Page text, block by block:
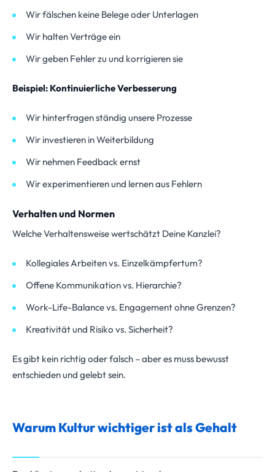
Wir fälschen keine Belege oder Unterlagen
Wir halten Verträge ein
Wir geben Fehler zu und korrigieren sie
Beispiel: Kontinuierliche Verbesserung
Wir hinterfragen ständig unsere Prozesse
Wir investieren in Weiterbildung
Wir nehmen Feedback ernst
Wir experimentieren und lernen aus Fehlern
Verhalten und Normen
Welche Verhaltensweise wertschätzt Deine Kanzlei?
Kollegiales Arbeiten vs. Einzelkämpfertum?
Offene Kommunikation vs. Hierarchie?
Work-Life-Balance vs. Engagement ohne Grenzen?
Kreativität und Risiko vs. Sicherheit?
Es gibt kein richtig oder falsch – aber es muss bewusst
entschieden und gelebt sein.
Warum Kultur wichtiger ist als Gehalt